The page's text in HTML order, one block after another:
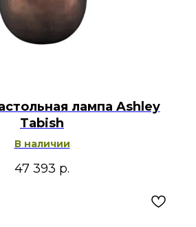
лампа Ashley
Tabish
В наличии
47 393 р.